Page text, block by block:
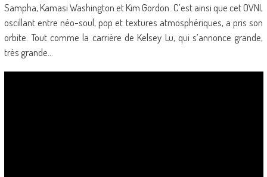
Sampha, Kamasi Washington et Kim Gordon. C’est ainsi que cet OVNI,
oscillant entre néo-soul, pop et textures atmosphériques, a pris son
orbite. Tout comme la carrière de Kelsey Lu, qui s’annonce grande,
très grande…